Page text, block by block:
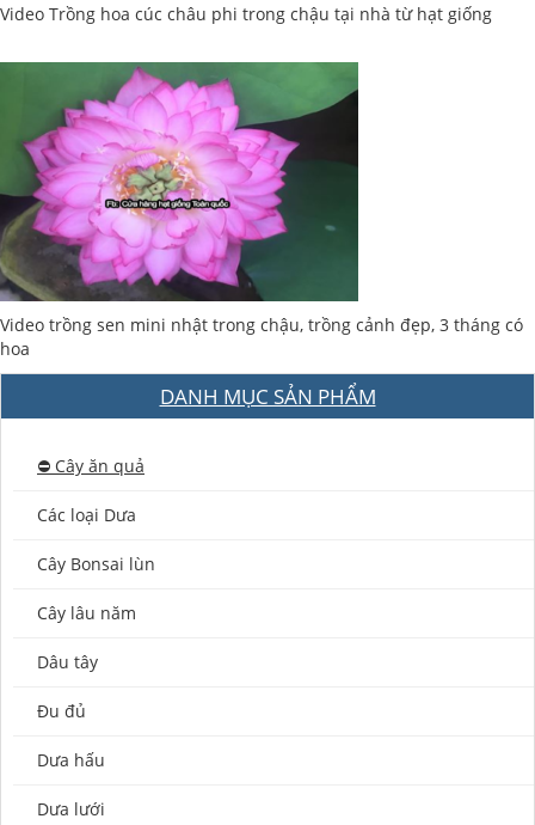
Video Trồng hoa cúc châu phi trong chậu tại nhà từ hạt giống
Video trồng sen mini nhật trong chậu, trồng cảnh đẹp, 3 tháng có
hoa
DANH MỤC SẢN PHẨM
⛔️ Cây ăn quả
Các loại Dưa
Cây Bonsai lùn
Cây lâu năm
Dâu tây
Đu đủ
Dưa hấu
Dưa lưới